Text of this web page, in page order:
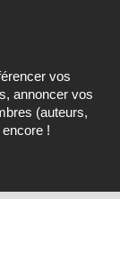
vos
annoncer vos
(auteurs,
!